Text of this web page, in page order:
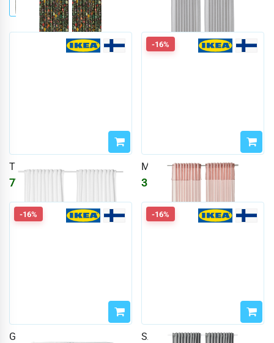
TIBAST
7725
-16%
MOALISA
3861 ₽4609₽
-16%
GLANSNÄVA
-16%
SANDSVINGEL